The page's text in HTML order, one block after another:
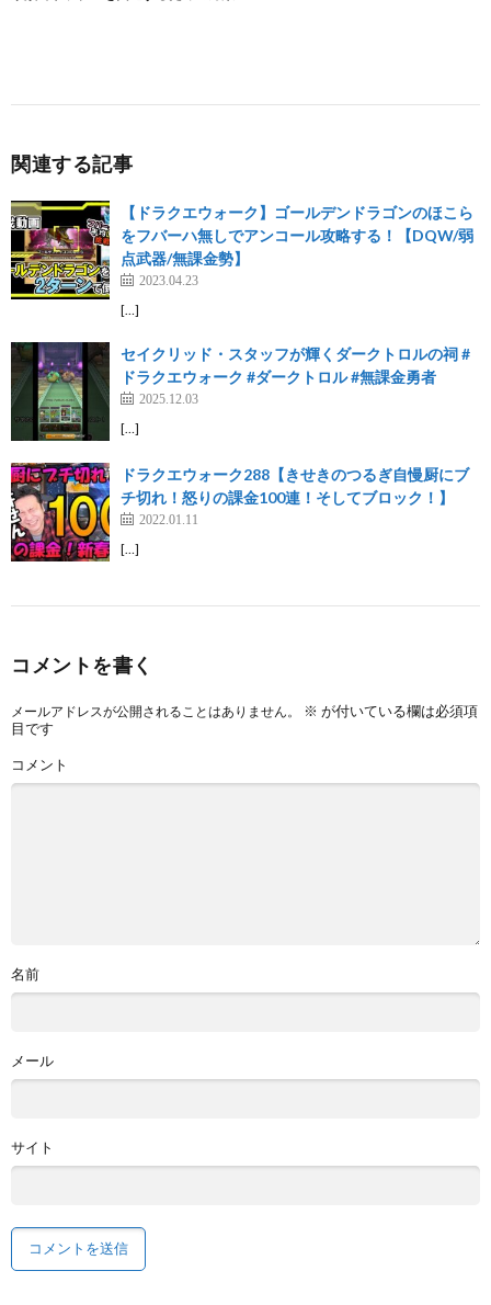
関連する記事
【ドラクエウォーク】ゴールデンドラゴンのほこら
をフバーハ無しでアンコール攻略する！【DQW/弱
点武器/無課金勢】
2023.04.23
[…]
セイクリッド・スタッフが輝くダークトロルの祠 #
ドラクエウォーク #ダークトロル #無課金勇者
2025.12.03
[…]
ドラクエウォーク288【きせきのつるぎ自慢厨にブ
チ切れ！怒りの課金100連！そしてブロック！】
2022.01.11
[…]
コメントを書く
メールアドレスが公開されることはありません。 ※ が付いている欄は必須項
目です
コメント
名前
メール
サイト